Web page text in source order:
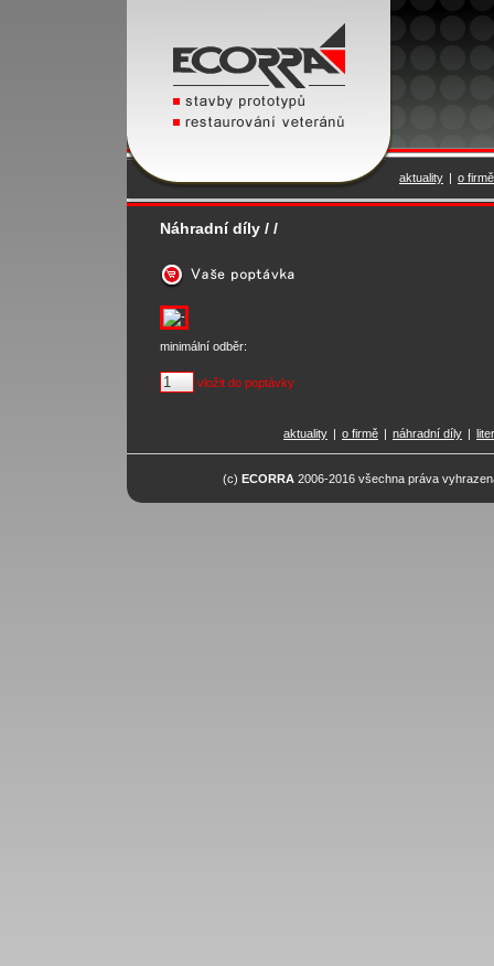
aktuality | o firmě
Náhradní díly / /
minimální odběr:
vložit do poptávky
aktuality | o firmě | náhradní díly |
(c) ECORRA 2006-2016 všechna práva